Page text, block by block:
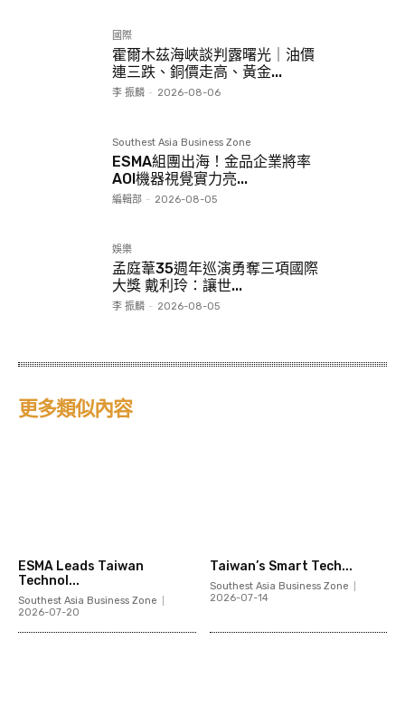
國際
霍爾木茲海峽談判露曙光｜油價
連三跌、銅價走高、黃金...
李 振麟 - 2026-08-06
Southest Asia Business Zone
ESMA組團出海！金品企業將率
AOI機器視覺實力亮...
編輯部 - 2026-08-05
娛樂
孟庭葦35週年巡演勇奪三項國際
大獎 戴利玲：讓世...
李 振麟 - 2026-08-05
更多類似內容
ESMA Leads Taiwan
Technol...
Southest Asia Business Zone
2026-07-20
Taiwan’s Smart Tech...
Southest Asia Business Zone
2026-07-14